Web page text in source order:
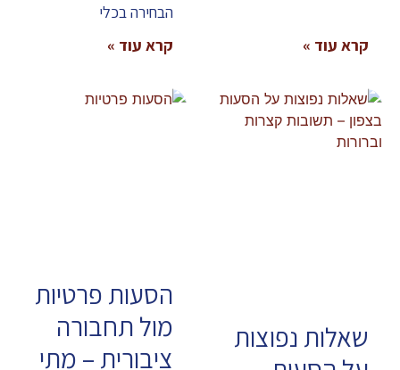
קרא עוד »
הבחירה בכלי
קרא עוד »
שאלות נפוצות
הסעות פרטיות
מול תחבורה
ציבורית – מתי